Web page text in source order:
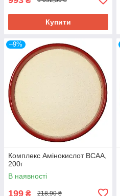
Купити
–9%
Комплекс Амінокислот ВСАА,
200г
В наявності
199 ₴ 218,90 ₴